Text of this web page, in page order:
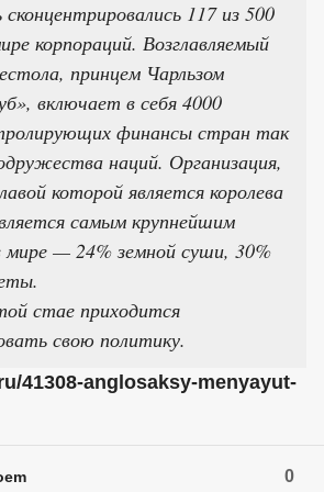
117 из 500
корпораций. Возглавляемый
принцем Чарльзом
включает в себя 4000
финансы стран так
наций. Организация,
которой является королева
самым крупнейшим
мире — 24% земной суши, 30%
стае приходится
свою политику.
41308-anglosaksy-menyayut-
0